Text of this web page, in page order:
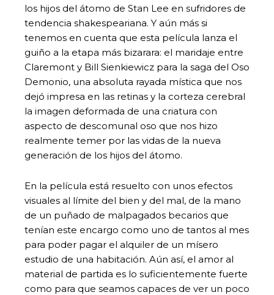
los hijos del átomo de Stan Lee en sufridores de
tendencia shakespeariana. Y aún más si
tenemos en cuenta que esta película lanza el
guiño a la etapa más bizarara: el maridaje entre
Claremont y Bill Sienkiewicz para la saga del Oso
Demonio, una absoluta rayada mística que nos
dejó impresa en las retinas y la corteza cerebral
la imagen deformada de una criatura con
aspecto de descomunal oso que nos hizo
realmente temer por las vidas de la nueva
generación de los hijos del átomo.
En la película está resuelto con unos efectos
visuales al límite del bien y del mal, de la mano
de un puñado de malpagados becarios que
tenían este encargo como uno de tantos al mes
para poder pagar el alquiler de un mísero
estudio de una habitación. Aún así, el amor al
material de partida es lo suficientemente fuerte
como para que seamos capaces de ver un poco